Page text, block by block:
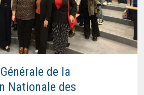
de la
Nationale des